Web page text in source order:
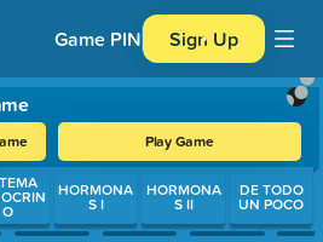
Game PIN Sign Up
Play Game
questions. Press Enter or
O
HORMONA
S I
HORMONA
S II
DE TODO
UN POCO